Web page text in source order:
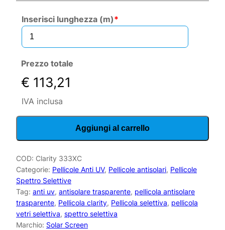
Inserisci lunghezza (m)*
Prezzo totale
€ 113,21
IVA inclusa
Pellicola
esterno
Solar
Screen
Clarity
333
XC
Aggiungi al carrello
COD: Clarity 333XC
Categorie: Pellicole Anti UV, Pellicole antisolari, Pellicole
Spettro Selettive
Tag: anti uv, antisolare trasparente, pellicola antisolare
trasparente, Pellicola clarity, Pellicola selettiva, pellicola
vetri selettiva, spettro selettiva
Marchio: Solar Screen